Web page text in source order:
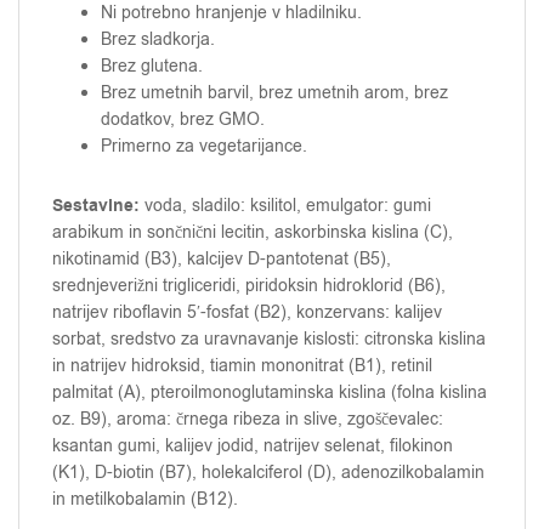
Ni potrebno hranjenje v hladilniku.
Brez sladkorja.
Brez glutena.
Brez umetnih barvil, brez umetnih arom, brez
dodatkov, brez GMO.
Primerno za vegetarijance.
Sestavine: voda, sladilo: ksilitol, emulgator: gumi
arabikum in sončnični lecitin, askorbinska kislina (C),
nikotinamid (B3), kalcijev D-pantotenat (B5),
srednjeverižni trigliceridi, piridoksin hidroklorid (B6),
natrijev riboflavin 5′-fosfat (B2), konzervans: kalijev
sorbat, sredstvo za uravnavanje kislosti: citronska kislina
in natrijev hidroksid, tiamin mononitrat (B1), retinil
palmitat (A), pteroilmonoglutaminska kislina (folna kislina
oz. B9), aroma: črnega ribeza in slive, zgoščevalec:
ksantan gumi, kalijev jodid, natrijev selenat, filokinon
(K1), D-biotin (B7), holekalciferol (D), adenozilkobalamin
in metilkobalamin (B12).